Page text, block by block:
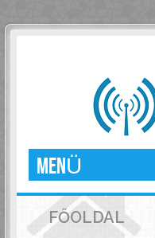
MENÜ
FŐOLDAL